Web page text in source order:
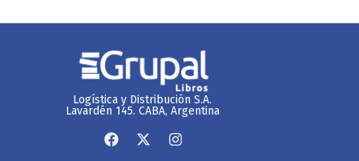
Logística y Distribución S.A.
Lavardén 145. CABA, Argentina